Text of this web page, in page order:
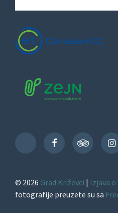
TikTok
Facebook
© 2026 Grad Križevci | Izjava
fotografije preuzete su sa